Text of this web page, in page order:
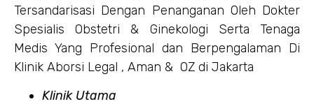
Tersandarisasi Dengan Penanganan Oleh Dokter
Spesialis Obstetri & Ginekologi Serta Tenaga
Medis Yang Profesional dan Berpengalaman Di
Klinik Aborsi Legal , Aman & OZ di Jakarta
Klinik Utama